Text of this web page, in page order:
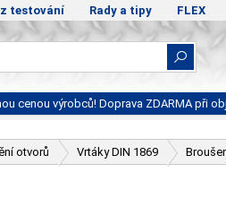
testování Rady a tipy FLEX
cenou výrobců! Doprava ZDARMA při
otvorů Vrtáky DIN 1869